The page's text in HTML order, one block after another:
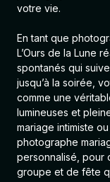
votre vie.
En tant que
L’Ours de la Lune
spontanés qui
jusqu’à la soirée,
comme une
lumineuses et
mariage intimiste
photographe
personnalisé, pour
groupe et de fête